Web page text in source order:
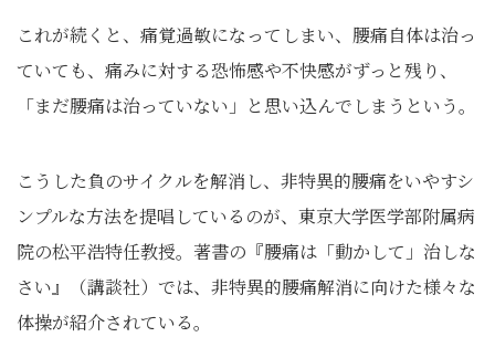
これが続くと、痛覚過敏になってしまい、腰痛自体は治っ
ていても、痛みに対する恐怖感や不快感がずっと残り、
「まだ腰痛は治っていない」と思い込んでしまうという。
こうした負のサイクルを解消し、非特異的腰痛をいやすシ
ンプルな方法を提唱しているのが、東京大学医学部附属病
院の松平浩特任教授。著書の『腰痛は「動かして」治しな
さい』（講談社）では、非特異的腰痛解消に向けた様々な
体操が紹介されている。